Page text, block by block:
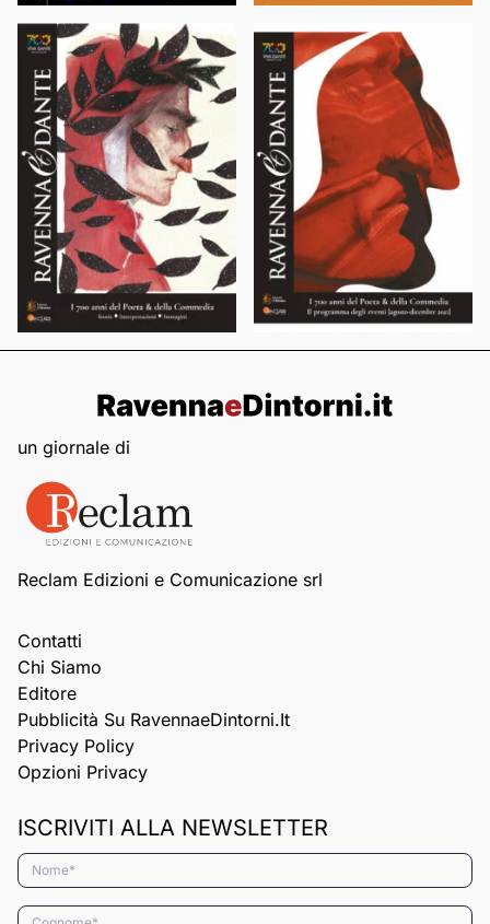
un giornale di
Reclam Edizioni e Comunicazione srl
Contatti
Chi Siamo
Editore
Pubblicità Su RavennaeDintorni.it
Privacy Policy
Opzioni Privacy
ISCRIVITI ALLA NEWSLETTER
Nome*
Cognome*